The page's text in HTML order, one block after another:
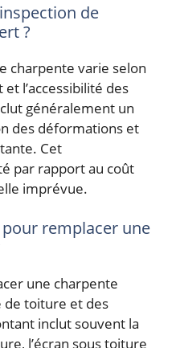
de
?
charpente varie selon
l’accessibilité des
généralement un
des déformations et
Cet
par rapport au coût
imprévue.
remplacer une
une charpente
de toiture et des
inclut souvent la
l’écran sous toiture